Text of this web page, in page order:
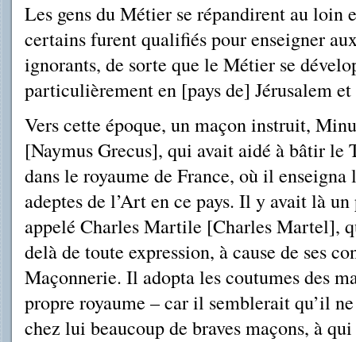
Les gens du Métier se répandirent au loin
certains furent qualifiés pour enseigner
ignorants, de sorte que le Métier se
particulièrement en [pays de] Jérusalem
Vers cette époque, un maçon instruit,
[Naymus Grecus], qui avait aidé à bâtir le
dans le royaume de France, où il
adeptes de l’Art en ce pays. Il y avait là
appelé Charles Martile [Charles Martel],
delà de toute expression, à cause de ses
Maçonnerie. Il adopta les coutumes des
propre royaume – car il semblerait qu’il
chez lui beaucoup de braves maçons, à